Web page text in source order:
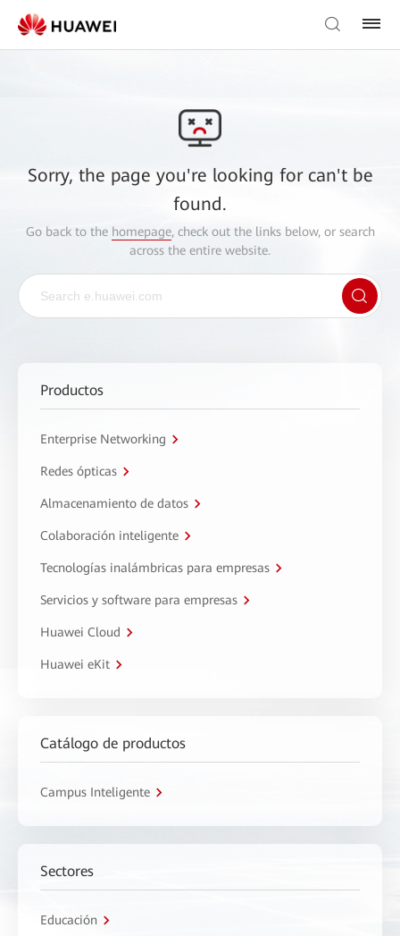
Sorry, the page you're looking for can't be
found.
Go back to the homepage, check out the links below, or search
across the entire website.
Productos
Enterprise Networking
Redes ópticas
Almacenamiento de datos
Colaboración inteligente
Tecnologías inalámbricas para empresas
Servicios y software para empresas
Huawei Cloud
Huawei eKit
Catálogo de productos
Campus Inteligente
Sectores
Educación